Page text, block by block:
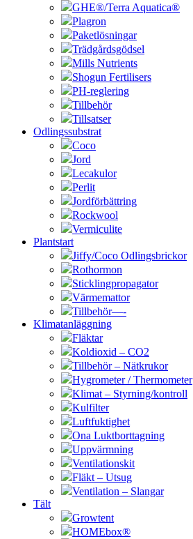
GHE®/Terra Aquatica®
Plagron
Paketlösningar
Trädgårdsgödsel
Mills Nutrients
Shogun Fertilisers
PH-reglering
Tillbehör
Tillsatser
Odlingssubstrat
Coco
Jord
Lecakulor
Perlit
Jordförbättring
Rockwool
Vermiculite
Plantstart
Jiffy/Coco Odlingsbrickor
Rothormon
Sticklingpropagator
Värmemattor
Tillbehör—-
Klimatanläggning
Fläktar
Koldioxid – CO2
Tillbehör – Nätkrukor
Hygrometer / Thermometer
Klimat – Styrning/kontroll
Kulfilter
Luftfuktighet
Ona Luktborttagning
Uppvärmning
Ventilationskit
Fläkt – Utsug
Ventilation – Slangar
Tält
Growtent
HOMEbox®